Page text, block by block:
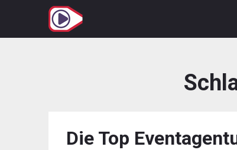
springen
Die Top